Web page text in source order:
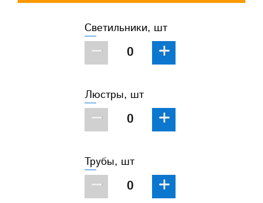
Светильники, шт
− +
Люстры, шт
− +
Трубы, шт
− +